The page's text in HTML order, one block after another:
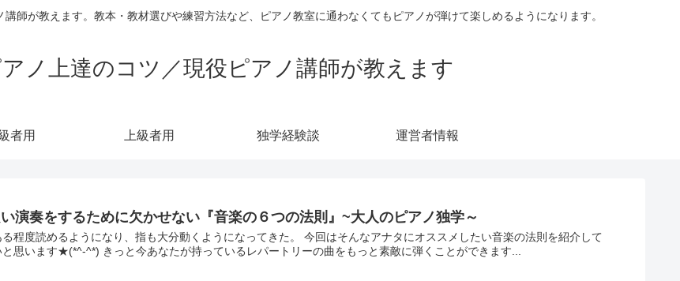
師が教えます。教本・教材選びや練習方法など、ピアノ教室に通わなくてもピアノが弾けて楽しめるようになります。
ノ上達のコツ／現役ピアノ講師が教えます
者用 上級者用 独学経験談 運営者情報
演奏をするために欠かせない『音楽の６つの法則』~大人のピアノ独学～
程度読めるようになり、指も大分動くようになってきた。 今回はそんなアナタにオススメしたい音楽の法則を紹介して
と思います★(*^-^*) きっと今あなたが持っているレパートリーの曲をもっと素敵に弾くことができます...